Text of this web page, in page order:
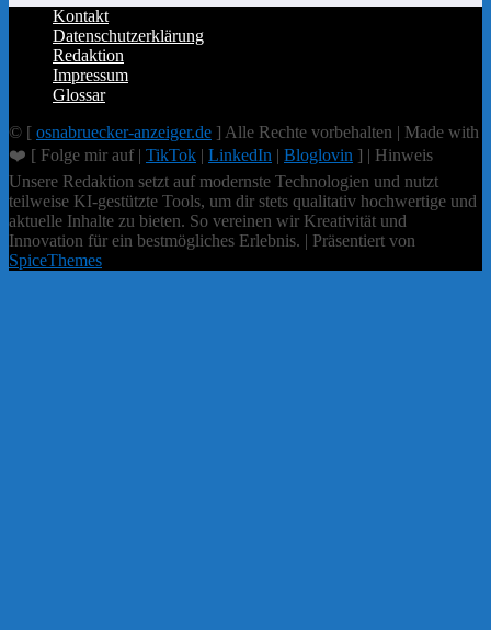
Kontakt
Datenschutzerklärung
Redaktion
Impressum
Glossar
© [ osnabruecker-anzeiger.de ] Alle Rechte vorbehalten | Made with
❤️ [ Folge mir auf | TikTok | LinkedIn | Bloglovin ] | Hinweis
Unsere Redaktion setzt auf modernste Technologien und nutzt
teilweise KI-gestützte Tools, um dir stets qualitativ hochwertige und
aktuelle Inhalte zu bieten. So vereinen wir Kreativität und
Innovation für ein bestmögliches Erlebnis. | Präsentiert von
SpiceThemes